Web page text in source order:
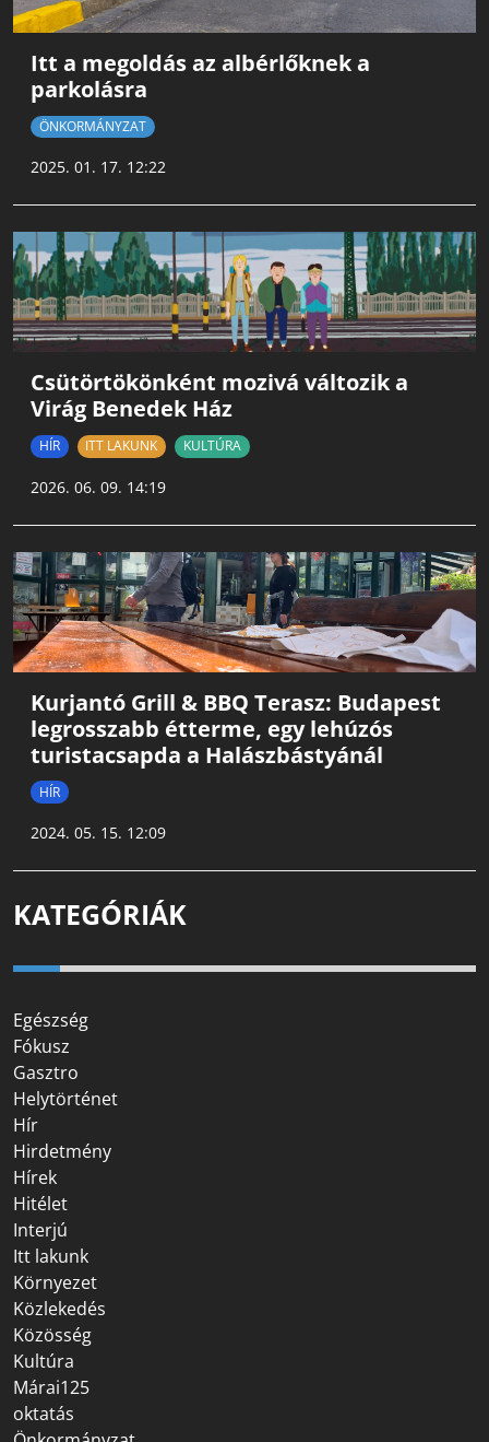
Itt a megoldás az albérlőknek a
parkolásra
ÖNKORMÁNYZAT
2025. 01. 17. 12:22
Csütörtökönként mozivá változik a
Virág Benedek Ház
HÍR ITT LAKUNK KULTÚRA
2026. 06. 09. 14:19
Kurjantó Grill & BBQ Terasz: Budapest
legrosszabb étterme, egy lehúzós
turistacsapda a Halászbástyánál
HÍR
2024. 05. 15. 12:09
KATEGÓRIÁK
Egészség
Fókusz
Gasztro
Helytörténet
Hír
Hirdetmény
Hírek
Hitélet
Interjú
Itt lakunk
Környezet
Közlekedés
Közösség
Kultúra
Márai125
oktatás